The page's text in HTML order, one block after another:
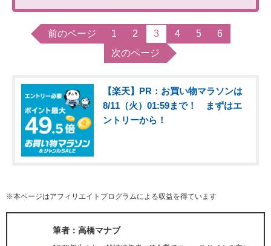
前のページ 1 2 3 4 5
6
次のページ
【楽天】PR：お買い物マラソンは
8/11（火）01:59まで！ まずはエ
ントリーから！
※本ページはアフィリエイトプログラムによる収益を得ています
筆者：高橋マナブ